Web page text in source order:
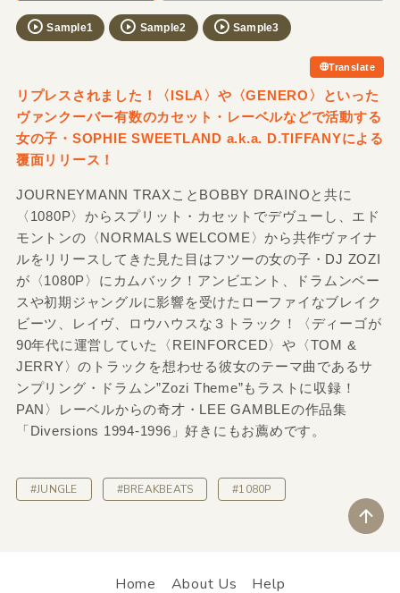
Sample1 Sample2 Sample3
Translate
リプレスされました！〈ISLA〉や〈GENERO〉といった
ヴァンクーバー有数のカセット・レーベルなどで活動する
女の子・SOPHIE SWEETLAND a.k.a. D.TIFFANYによる
覆面リリース！
JOURNEYMANN TRAXことBOBBY DRAINOと共に
〈1080P〉からスプリット・カセットでデヴューし、エド
モントンの〈NORMALS WELCOME〉から共作ヴァイナ
ルをリリースしてきた見た目はフツーの女の子・DJ ZOZI
が〈1080P〉にカムバック！アンビエント、ドラムンベー
スや初期ジャングルに影響を受けたローファイなブレイク
ビーツ、レイヴ、ロウハウスな３トラック！〈ディーゴが
90年代に運営していた〈REINFORCED〉や〈TOM &
JERRY〉のトラックを想わせる彼女のテーマ曲であるサ
ンプリング・ドラムン”Zozi Theme”もラストに収録！
PAN〉レーベルからの奇才・LEE GAMBLEの作品集
「Diversions 1994-1996」好きにもお薦めです。
#JUNGLE #BREAKBEATS #1080P
Home About Us Help